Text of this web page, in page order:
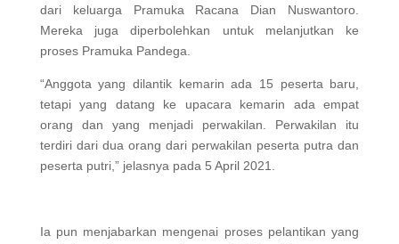
dari keluarga Pramuka Racana Dian Nuswantoro.
Mereka juga diperbolehkan untuk melanjutkan ke
proses Pramuka Pandega.
“Anggota yang dilantik kemarin ada 15 peserta baru,
tetapi yang datang ke upacara kemarin ada empat
orang dan yang menjadi perwakilan. Perwakilan itu
terdiri dari dua orang dari perwakilan peserta putra dan
peserta putri,” jelasnya pada 5 April 2021.
Ia pun menjabarkan mengenai proses pelantikan yang